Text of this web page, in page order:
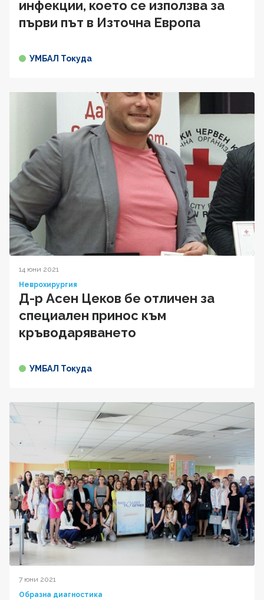
инфекции, което се използва за
първи път в Източна Европа
УМБАЛ Токуда
14 юни 2021
Неврохирургия
Д-р Асен Цеков бе отличен за
специален принос към
кръводаряването
УМБАЛ Токуда
7 юни 2021
Образна диагностика